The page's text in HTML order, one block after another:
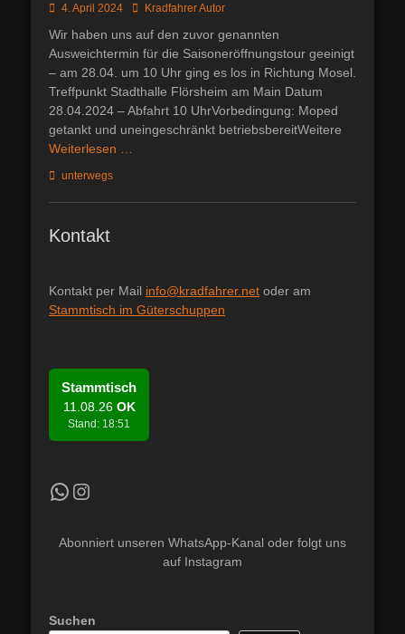
Posted
4. April 2024 AutorKradfahrer Autor
Wir haben uns auf den zuvor genannten
Ausweichtermin für die Saisoneröffnungstour geeinigt
– am 28.04. um 10 Uhr ging es los in Richtung Mosel.
Treffpunkt Stadthalle Flörsheim am Main Datum
28.04.2024 – Abfahrt 10 UhrVorbedingung: Moped
getankt und uneingeschränkt betriebsbereitWeitere
Weiterlesen …
Kategorien
unterwegs
Kontakt
Kontakt per Mail info@kradfahrer.net oder am
Stammtisch im Güterschuppen
Stammtisch
11.08.26 OK
Stand: 18:51
Kradfahrer WhatsApp KanalInstagram
Abonniert unseren WhatsApp-Kanal oder folgt uns
auf Instagram
Suchen